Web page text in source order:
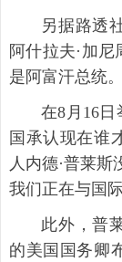
另据路透
阿什拉夫·加
是阿富汗总统。
在8月16
国承认现在谁
人内德·普莱
我们正在与国
此外，普
的美国国务卿